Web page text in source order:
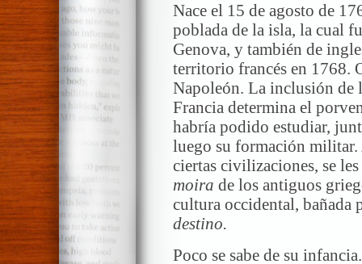
Nace el 15 de agosto de
poblada de la isla, la cual
Genova, y también de
territorio francés en 1768.
Napoleón. La inclusión de
Francia determina el
habría podido estudiar,
luego su formación militar.
ciertas civilizaciones, se
moira de los antiguos
cultura occidental, bañada
destino.
Poco se sabe de su